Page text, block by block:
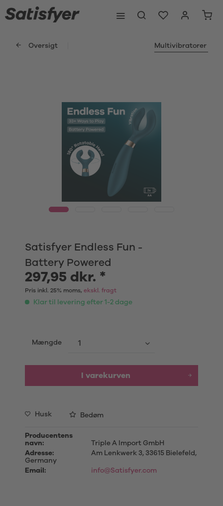
Oversigt Multivibratorer
Satisfyer Endless Fun -
Battery Powered
297,95 dkr. *
Pris inkl. 25% moms, ekskl. fragt
Klar til levering efter 1-2 dage
Mængde
I varekurven
Husk Bedøm
Producentens
navn:
Triple A Import GmbH
Adresse:
Am Lenkwerk 3, 33615 Bielefeld,
Germany
Email:
info@Satisfyer.com